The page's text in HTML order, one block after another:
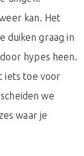
kan. Het
duiken graag in
hypes heen.
iets toe voor
we
waar je